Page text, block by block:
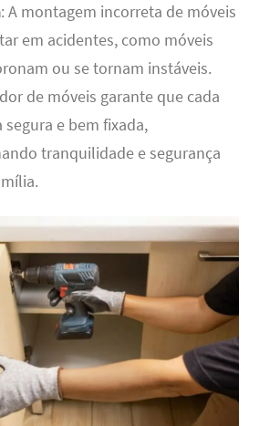
: A montagem incorreta de móveis
em acidentes, como móveis
ou se tornam instáveis.
de móveis garante que cada
segura e bem fixada,
tranquilidade e segurança